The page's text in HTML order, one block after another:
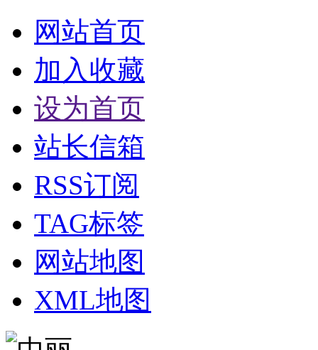
网站首页
加入收藏
设为首页
站长信箱
RSS订阅
TAG标签
网站地图
XML地图